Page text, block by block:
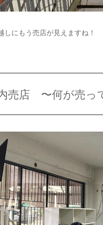
しにもう売店が見えますね！
売店 〜何が売っ